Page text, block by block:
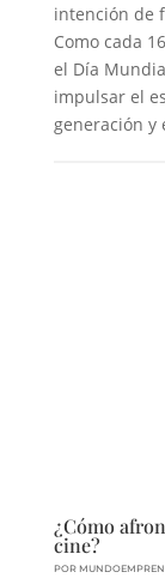
intención de
Como cada
el Día
impulsar el
generación y
¿Cómo
cine?
POR